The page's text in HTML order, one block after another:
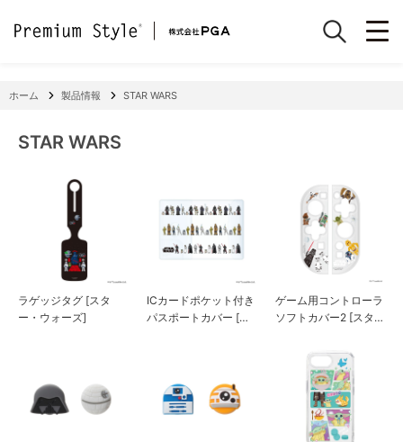
ホーム 製品情報 STAR WARS
STAR WARS
ラゲッジタグ [スタ
ー・ウォーズ]
ICカードポケット付き
パスポートカバー [ス
ゲーム用コントローラ
ソフトカバー2 [スタ